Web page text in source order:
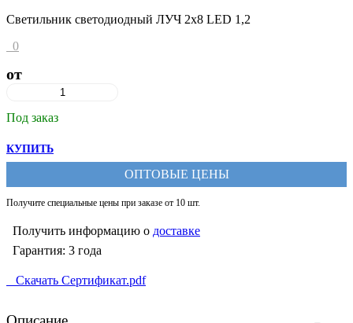
Светильник светодиодный ЛУЧ 2х8 LED 1,2
0
от
Под заказ
КУПИТЬ
ОПТОВЫЕ ЦЕНЫ
Получите специальные цены при заказе от 10 шт.
Получить информацию о доставке
Гарантия: 3 года
Скачать Сертификат.pdf